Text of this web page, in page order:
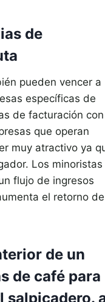
de
pueden vencer a
específicas de
de facturación con
que operan
muy atractivo ya
Los minoristas
flujo de ingresos
el retorno de